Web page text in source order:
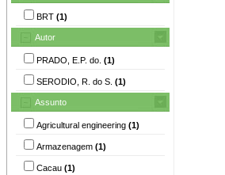
BRT (1)
Autor
PRADO, E.P. do. (1)
SERODIO, R. do S. (1)
Assunto
Agricultural engineering (1)
Armazenagem (1)
Cacau (1)